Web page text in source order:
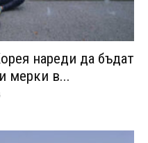
нареди да бъдат
мерки в...